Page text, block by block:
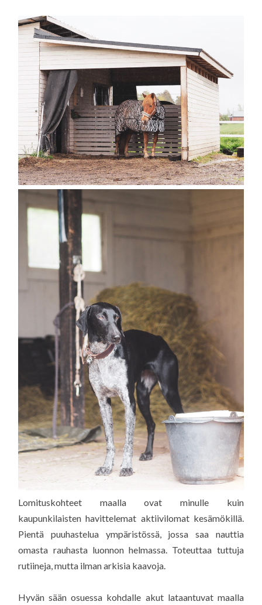
Lomituskohteet maalla ovat minulle kuin
kaupunkilaisten havittelemat aktiivilomat kesämökillä.
Pientä puuhastelua ympäristössä, jossa saa nauttia
omasta rauhasta luonnon helmassa. Toteuttaa tuttuja
rutiineja, mutta ilman arkisia kaavoja.
Hyvän sään osuessa kohdalle akut lataantuvat maalla